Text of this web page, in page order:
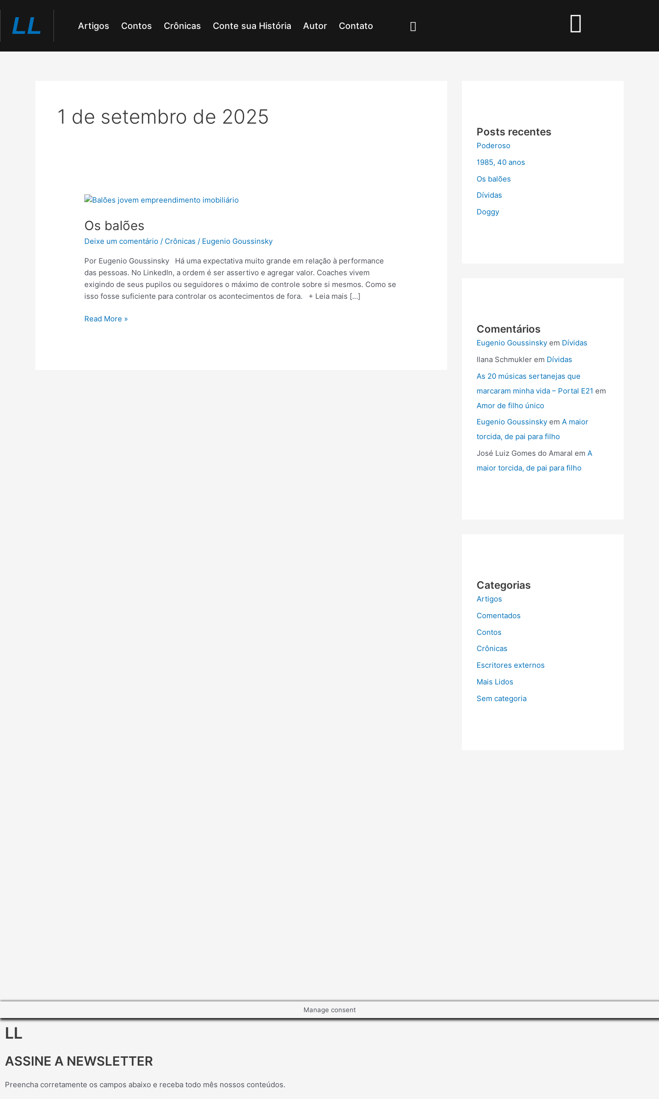
conteúdo
LL Artigos Contos Crônicas Conte sua História Autor Contato
I
c
1 de setembro de 2025
Os balões
Deixe um comentário / Crônicas / Eugenio Goussinsky
Por Eugenio Goussinsky Há uma expectativa muito grande em relação à performance
das pessoas. No LinkedIn, a ordem é ser assertivo e agregar valor. Coaches vivem
exigindo de seus pupilos ou seguidores o máximo de controle sobre si mesmos. Como se
isso fosse suficiente para controlar os acontecimentos de fora. + Leia mais […]
Os
Read More »
Posts recentes
Poderoso
1985, 40 anos
Os balões
Dívidas
Doggy
Comentários
Eugenio Goussinsky em Dívidas
Ilana Schmukler em Dívidas
As 20 músicas sertanejas que
marcaram minha vida – Portal E21 em
Amor de filho único
Eugenio Goussinsky em A maior
torcida, de pai para filho
José Luiz Gomes do Amaral em A
maior torcida, de pai para filho
Categorias
Artigos
Comentados
Contos
Crônicas
Escritores externos
Mais Lidos
Sem categoria
Manage consent
LL
ASSINE A NEWSLETTER
Preencha corretamente os campos abaixo e receba todo mês nossos conteúdos.